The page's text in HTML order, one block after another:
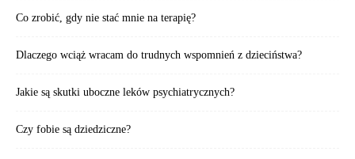
Co zrobić, gdy nie stać mnie na terapię?
Dlaczego wciąż wracam do trudnych wspomnień z dzieciństwa?
Jakie są skutki uboczne leków psychiatrycznych?
Czy fobie są dziedziczne?